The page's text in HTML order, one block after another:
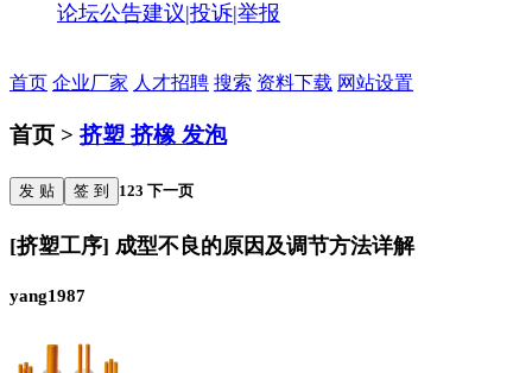
论坛公告建议|投诉|举报
首页 企业厂家 人才招聘 搜索 资料下载 网站设置
首页 > 挤塑 挤橡 发泡
发 贴 签 到 123 下一页
[挤塑工序] 成型不良的原因及调节方法详解
yang1987